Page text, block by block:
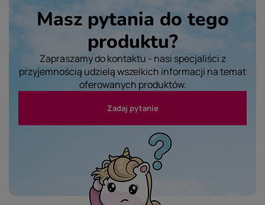
Masz pytania do tego
produktu?
Zapraszamy do kontaktu - nasi specjaliści z
przyjemnością udzielą wszelkich informacji na temat
oferowanych produktów.
Zadaj pytanie